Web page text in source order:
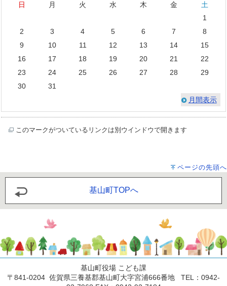
日 月 火 水 木 金
土
1
2
3 4 5 6 7
8
9
10 11 12 13 14
15
16
17 18 19 20 21
22
23
24 25 26 27 28
29
30
31
月間表示
このマークがついているリンクは別ウインドウで開きます
ページの先頭へ
基山町TOPへ
基山町役場 こども課
〒841-0204 佐賀県三養基郡基山町大字宮浦666番地 TEL：0942-